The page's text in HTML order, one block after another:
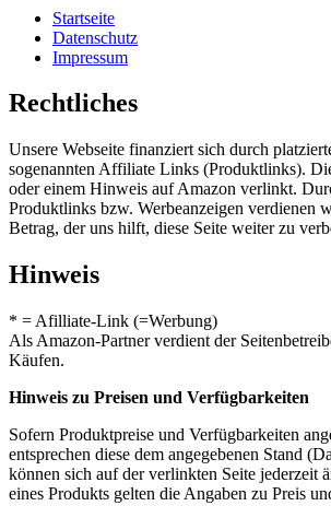
Startseite
Datenschutz
Impressum
Rechtliches
Unsere Webseite finanziert sich durch
sogenannten Affiliate Links (Produktlinks).
oder einem Hinweis auf Amazon verlinkt.
Produktlinks bzw. Werbeanzeigen verdienen
Betrag, der uns hilft, diese Seite weiter zu
Hinweis
* = Afilliate-Link (=Werbung)
Als Amazon-Partner verdient der
Käufen.
Hinweis zu Preisen und Verfügbarkeiten
Sofern Produktpreise und Verfügbarkeiten
entsprechen diese dem angegebenen Stand
können sich auf der verlinkten Seite jederzeit
eines Produkts gelten die Angaben zu Preis